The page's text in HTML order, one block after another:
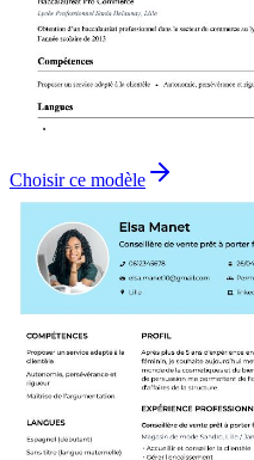
Choisir ce modèle